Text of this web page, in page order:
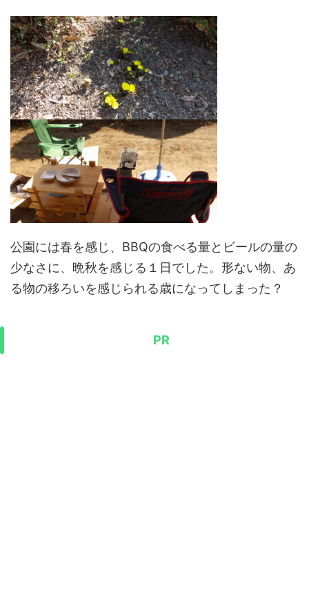
公園には春を感じ、BBQの食べる量とビールの量の
少なさに、晩秋を感じる１日でした。形ない物、あ
る物の移ろいを感じられる歳になってしまった？
PR